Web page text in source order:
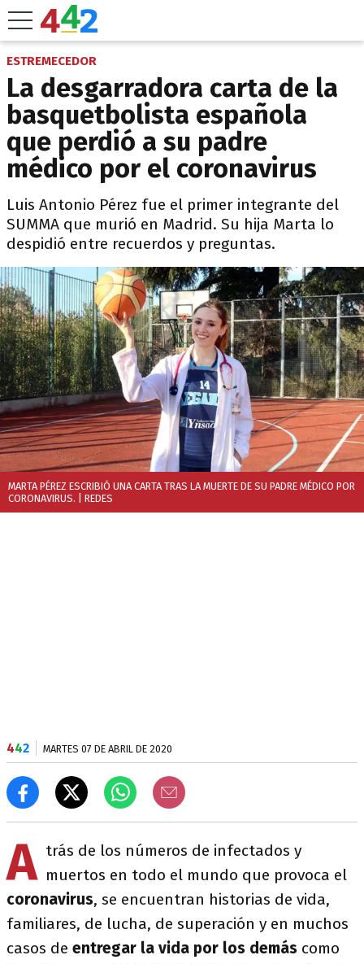
ESTREMECEDOR
La desgarradora carta de la
basquetbolista española
que perdió a su padre
médico por el coronavirus
Luis Antonio Pérez fue el primer integrante del
SUMMA que murió en Madrid. Su hija Marta lo
despidió entre recuerdos y preguntas.
MARTA PÉREZ ESCRIBIÓ UNA CARTA TRAS LA MUERTE DE SU PADRE MÉDICO POR
CORONAVIRUS. | REDES
442 MARTES 07 DE ABRIL DE 2020
A trás de los números de infectados y
muertos en todo el mundo que provoca el
coronavirus, se encuentran historias de vida,
familiares, de lucha, de superación y en muchos
casos de entregar la vida por los demás como